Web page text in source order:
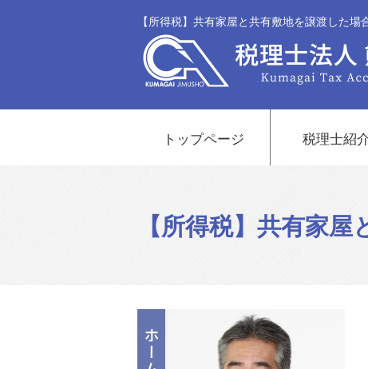
【所得税】共有家屋と共有敷地を譲渡した
トップページ 税理士紹
【所得税】共有家